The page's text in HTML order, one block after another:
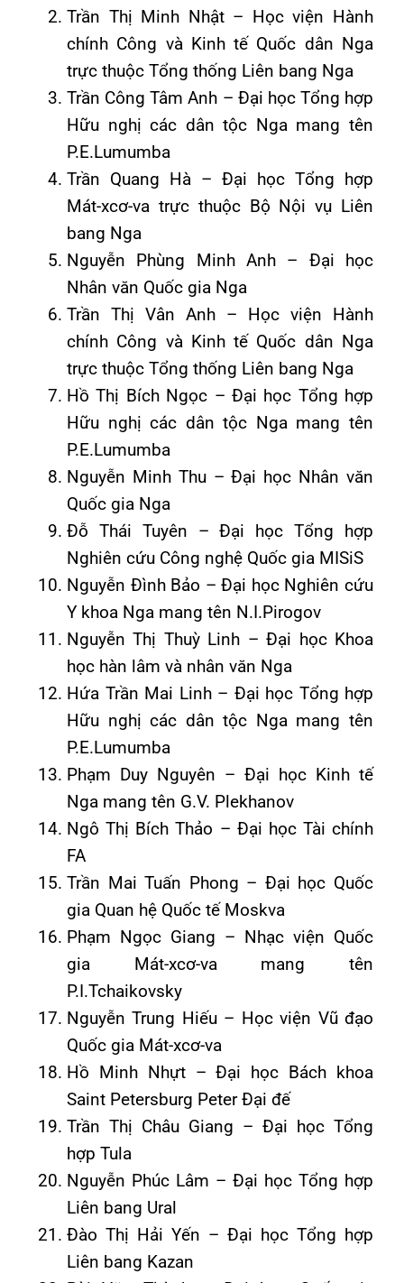
Trần Thị Minh Nhật – Học viện Hành
chính Công và Kinh tế Quốc dân Nga
trực thuộc Tổng thống Liên bang Nga
Trần Công Tâm Anh – Đại học Tổng hợp
Hữu nghị các dân tộc Nga mang tên
P.E.Lumumba
Trần Quang Hà – Đại học Tổng hợp
Mát-xcơ-va trực thuộc Bộ Nội vụ Liên
bang Nga
Nguyễn Phùng Minh Anh – Đại học
Nhân văn Quốc gia Nga
Trần Thị Vân Anh – Học viện Hành
chính Công và Kinh tế Quốc dân Nga
trực thuộc Tổng thống Liên bang Nga
Hồ Thị Bích Ngọc – Đại học Tổng hợp
Hữu nghị các dân tộc Nga mang tên
P.E.Lumumba
Nguyễn Minh Thu – Đại học Nhân văn
Quốc gia Nga
Đỗ Thái Tuyên – Đại học Tổng hợp
Nghiên cứu Công nghệ Quốc gia MISiS
Nguyễn Đình Bảo – Đại học Nghiên cứu
Y khoa Nga mang tên N.I.Pirogov
Nguyễn Thị Thuỳ Linh – Đại học Khoa
học hàn lâm và nhân văn Nga
Hứa Trần Mai Linh – Đại học Tổng hợp
Hữu nghị các dân tộc Nga mang tên
P.E.Lumumba
Phạm Duy Nguyên – Đại học Kinh tế
Nga mang tên G.V. Plekhanov
Ngô Thị Bích Thảo – Đại học Tài chính
FA
Trần Mai Tuấn Phong – Đại học Quốc
gia Quan hệ Quốc tế Moskva
Phạm Ngọc Giang – Nhạc viện Quốc
gia Mát-xcơ-va mang tên
P.I.Tchaikovsky
Nguyễn Trung Hiếu – Học viện Vũ đạo
Quốc gia Mát-xcơ-va
Hồ Minh Nhựt – Đại học Bách khoa
Saint Petersburg Peter Đại đế
Trần Thị Châu Giang – Đại học Tổng
hợp Tula
Nguyễn Phúc Lâm – Đại học Tổng hợp
Liên bang Ural
Đào Thị Hải Yến – Đại học Tổng hợp
Liên bang Kazan